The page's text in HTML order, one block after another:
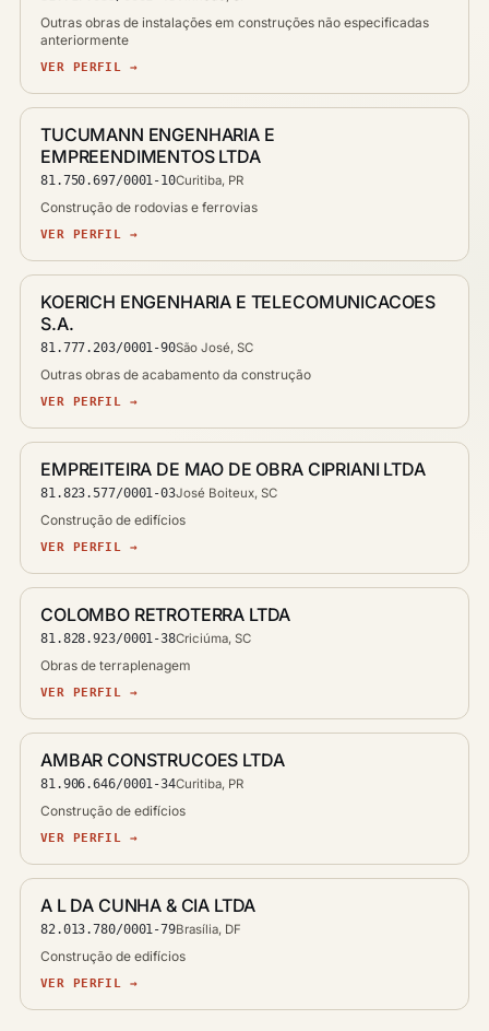
Outras obras de instalações em construções não especificadas
anteriormente
VER PERFIL →
TUCUMANN ENGENHARIA E
EMPREENDIMENTOS LTDA
81.750.697/0001-10Curitiba, PR
Construção de rodovias e ferrovias
VER PERFIL →
KOERICH ENGENHARIA E TELECOMUNICACOES
S.A.
81.777.203/0001-90São José, SC
Outras obras de acabamento da construção
VER PERFIL →
EMPREITEIRA DE MAO DE OBRA CIPRIANI LTDA
81.823.577/0001-03José Boiteux, SC
Construção de edifícios
VER PERFIL →
COLOMBO RETROTERRA LTDA
81.828.923/0001-38Criciúma, SC
Obras de terraplenagem
VER PERFIL →
AMBAR CONSTRUCOES LTDA
81.906.646/0001-34Curitiba, PR
Construção de edifícios
VER PERFIL →
A L DA CUNHA & CIA LTDA
82.013.780/0001-79Brasília, DF
Construção de edifícios
VER PERFIL →